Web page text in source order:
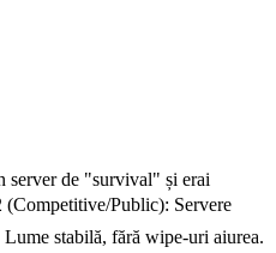
server de "survival" și erai
Public): Servere
stabilă, fără wipe-uri aiurea.